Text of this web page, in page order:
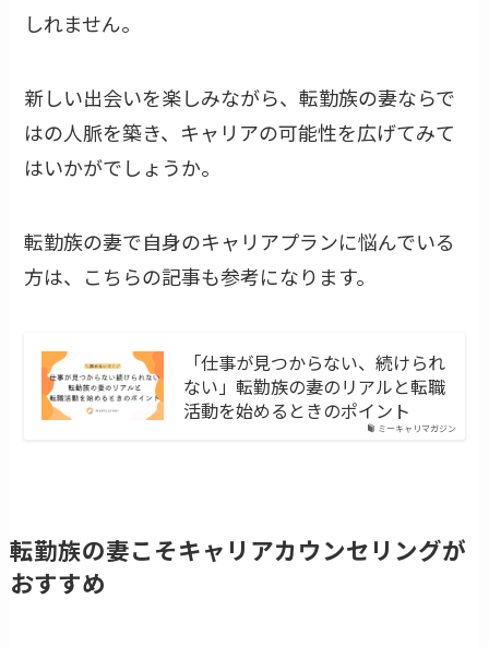
しれません。
新しい出会いを楽しみながら、転勤族の妻ならで
はの人脈を築き、キャリアの可能性を広げてみて
はいかがでしょうか。
転勤族の妻で自身のキャリアプランに悩んでいる
方は、こちらの記事も参考になります。
ミーキャリマガジン
「仕事が見つからない、続けられ
ない」転勤族の妻のリアルと転職
活動を始めるときのポイント
転勤族の妻こそキャリアカウンセリングが
おすすめ